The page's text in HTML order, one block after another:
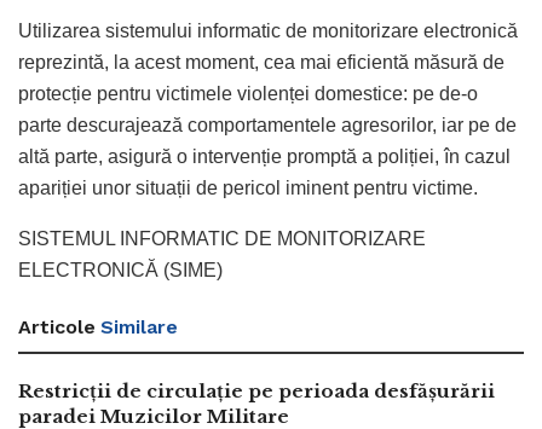
Utilizarea sistemului informatic de monitorizare electronică
reprezintă, la acest moment, cea mai eficientă măsură de
protecție pentru victimele violenței domestice: pe de-o
parte descurajează comportamentele agresorilor, iar pe de
altă parte, asigură o intervenție promptă a poliției, în cazul
apariției unor situații de pericol iminent pentru victime.
SISTEMUL INFORMATIC DE MONITORIZARE
ELECTRONICĂ (SIME)
Articole Similare
Restricții de circulație pe perioada desfășurării
paradei Muzicilor Militare